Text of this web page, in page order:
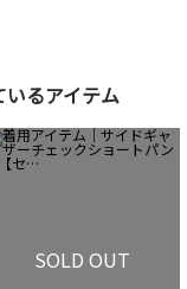
いるアイテム
SOLD OUT